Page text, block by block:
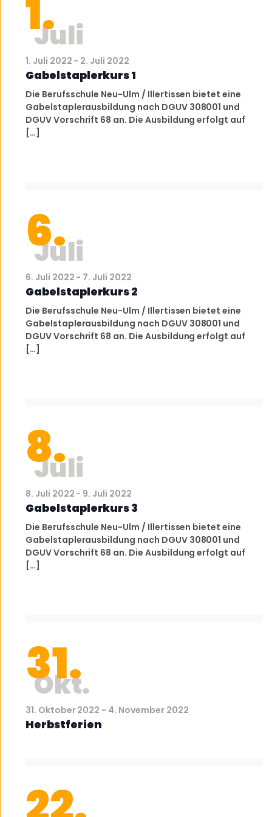
1.
Juli
1. Juli 2022 - 2. Juli 2022
Gabelstaplerkurs 1
Die Berufsschule Neu-Ulm / Illertissen bietet eine
Gabelstaplerausbildung nach DGUV 308001 und
DGUV Vorschrift 68 an. Die Ausbildung erfolgt auf
[…]
6.
Juli
6. Juli 2022 - 7. Juli 2022
Gabelstaplerkurs 2
Die Berufsschule Neu-Ulm / Illertissen bietet eine
Gabelstaplerausbildung nach DGUV 308001 und
DGUV Vorschrift 68 an. Die Ausbildung erfolgt auf
[…]
8.
Juli
8. Juli 2022 - 9. Juli 2022
Gabelstaplerkurs 3
Die Berufsschule Neu-Ulm / Illertissen bietet eine
Gabelstaplerausbildung nach DGUV 308001 und
DGUV Vorschrift 68 an. Die Ausbildung erfolgt auf
[…]
31.
Okt.
31. Oktober 2022 - 4. November 2022
Herbstferien